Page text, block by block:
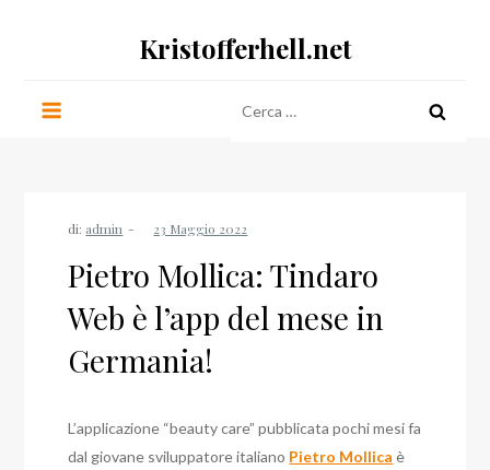
Kristofferhell.net
per:
di: admin
Pietro Mollica: Tindaro
Web è l’app del mese in
Germania!
L’applicazione “beauty care” pubblicata pochi mesi fa
dal giovane sviluppatore italiano Pietro Mollica è